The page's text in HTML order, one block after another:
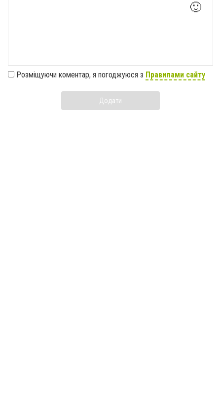
🙂
Розміщуючи коментар, я погоджуюся з Правилами сайту
Додати